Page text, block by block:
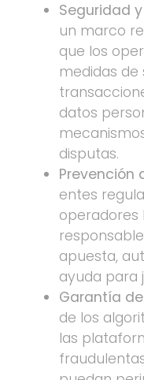
Seguridad
un marco
que los
medidas de
datos
disputas.
Prevención
entes
operadores
apuesta,
ayuda para
Garantía
de los
las